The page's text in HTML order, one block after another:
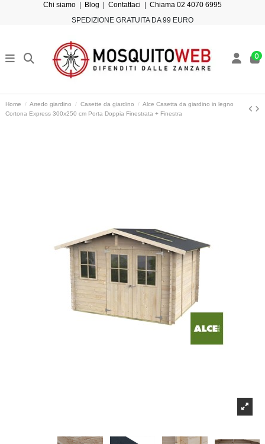
Chi siamo Blog Contattaci
Chiama 02 4070 6995
SPEDIZIONE GRATUITA DA 99 EURO
0
Home Arredo giardino Casette da giardino
Alce Casetta da giardino in legno
Cortona Express 300x250 cm Porta Doppia Finestrata + Finestra